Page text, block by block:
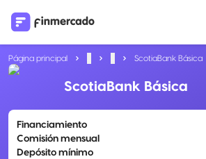
Página principal ScotiaBank Básica
ScotiaBank Básica
Financiamiento
Comisión mensual
Depósito mínimo